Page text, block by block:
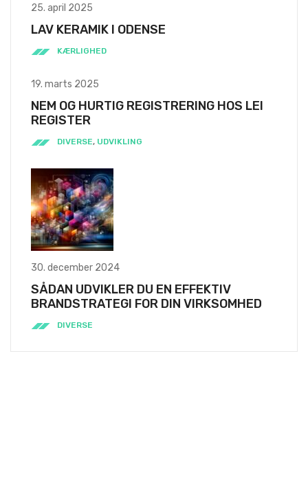
25. april 2025
LAV KERAMIK I ODENSE
KÆRLIGHED
19. marts 2025
NEM OG HURTIG REGISTRERING HOS LEI
REGISTER
DIVERSE, UDVIKLING
30. december 2024
SÅDAN UDVIKLER DU EN EFFEKTIV
BRANDSTRATEGI FOR DIN VIRKSOMHED
DIVERSE